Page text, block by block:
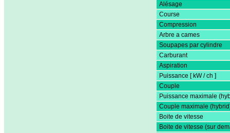
Alésage
Course
Compression
Arbre a cames
Soupapes par cylindre
Carburant
Aspiration
Puissance [ kW / ch ]
Couple
Puissance maximale
Couple maximale
Boite de vitesse
Boite de vitesse (sur